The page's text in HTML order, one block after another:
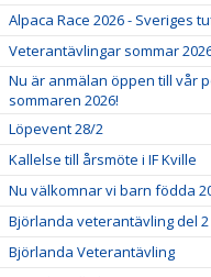
Alpaca Race 2026 - Sveriges
Veterantävlingar sommar
Nu är anmälan öppen till vår
sommaren 2026!
Löpevent 28/2
Kallelse till årsmöte i IF Kville
Nu välkomnar vi barn födda
Björlanda veterantävling del 2
Björlanda Veterantävling